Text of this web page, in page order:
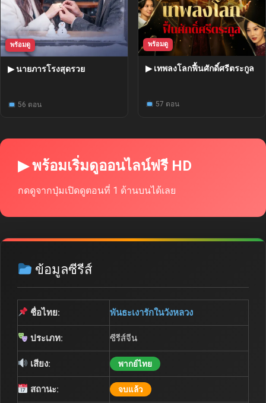
พร้อมดู
▶ นายภารโรงสุดรวย
56 ตอน
พร้อมดู
▶ เทพลงโลกฟื้นศักดิ์ศรีตระกูล
57 ตอน
▶ พร้อมเริ่มดูออนไลน์ฟรี HD
กดดูจากปุ่มเปิดดูตอนที่ 1 ด้านบนได้เลย
ข้อมูลซีรีส์
ชื่อไทย: พันธะเงารักในวังหลวง
ประเภท: ซีรีส์จีน
เสียง: พากย์ไทย
สถานะ: จบแล้ว